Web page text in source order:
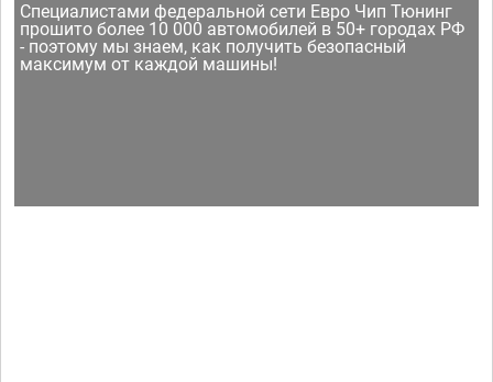
Специалистами федеральной сети Евро Чип Тюнинг
прошито более 10 000 автомобилей в 50+ городах РФ
- поэтому мы знаем, как получить безопасный
максимум от каждой машины!